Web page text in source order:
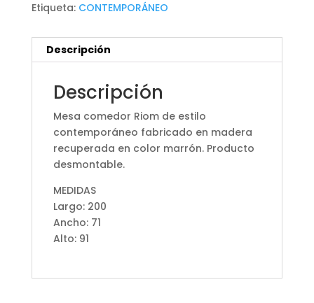
Etiqueta: CONTEMPORÁNEO
Descripción
Descripción
Mesa comedor Riom de estilo
contemporáneo fabricado en madera
recuperada en color marrón. Producto
desmontable.
MEDIDAS
Largo: 200
Ancho: 71
Alto: 91